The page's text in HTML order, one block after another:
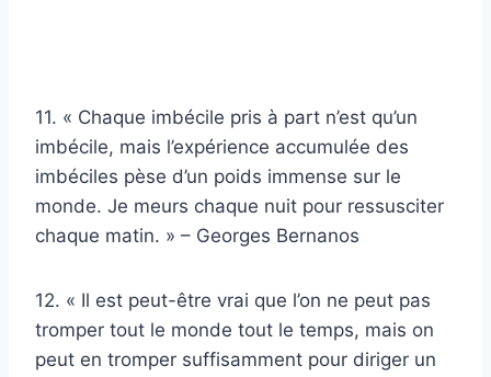
11. « Chaque imbécile pris à part n’est qu’un
imbécile, mais l’expérience accumulée des
imbéciles pèse d’un poids immense sur le
monde. Je meurs chaque nuit pour ressusciter
chaque matin. » – Georges Bernanos
12. « Il est peut-être vrai que l’on ne peut pas
tromper tout le monde tout le temps, mais on
peut en tromper suffisamment pour diriger un